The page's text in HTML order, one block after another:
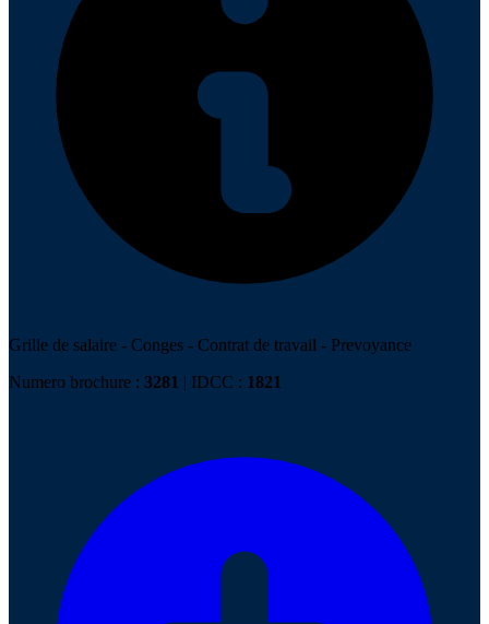
Grille de salaire - Conges - Contrat de travail - Prevoyance
Numero brochure : 3281 | IDCC : 1821